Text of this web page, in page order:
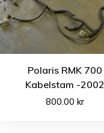
Polaris RMK 700
Kabelstam -2002
800.00kr